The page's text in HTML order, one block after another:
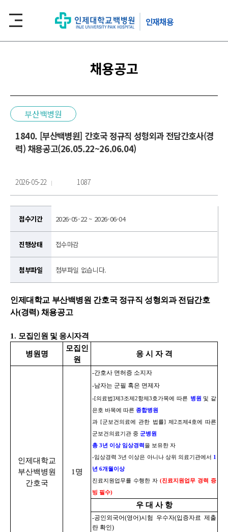
인재채용
채용공고
부산백병원
1840. [부산백병원] 간호국 정규직 성형외과 전담간호사(경
력) 채용공고(26.05.22~26.06.04)
2026-05-22 1087
접수기간 2026-05-22 ~ 2026-06-04
진행상태 접수마감
첨부파일 첨부파일 없습니다.
인제대학교 부산백병원 간호국 정규직 성형외과 전담간호
사(경력) 채용공고
1. 모집인원 및 응시자격
병원명
모집인
원
응 시 자 격
인제대학교
부산백병원
간호국
1명
-간호사 면허증 소지자
-남자는 군필 혹은 면제자
-[ 의료법 제 3조제 2항제 3호가목에 따른 병원 및 같
은호 바목에 따른 종합병원
과 [군보건의료에 관한 법률] 제 2조제 4호에 따른
군보건의료기관 중 군병원
총 3년 이상 임상경력을 보유한 자
-임상경력3년 이상은 아니나 상위 의료기관에서 1
년 6개월이상
진료지원업무를 수행한 자(진료지원업무 경력 증
빙 필수)
우 대 사 항
-공인외국어(영어)시험 우수자(입증자료 제출
란 확인)